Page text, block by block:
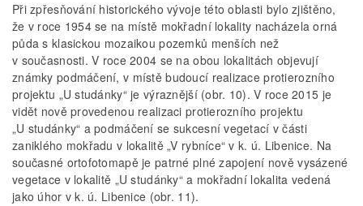
Při zpřesňování historického vývoje této oblasti bylo zjištěno,
že v roce 1954 se na místě mokřadní lokality nacházela orná
půda s klasickou mozaikou pozemků menších než
v současnosti. V roce 2004 se na obou lokalitách objevují
známky podmáčení, v místě budoucí realizace protierozního
projektu „U studánky“ je výraznější (obr. 10). V roce 2015 je
vidět nově provedenou realizaci protierozního projektu
„U studánky“ a podmáčení se sukcesní vegetací v části
zaniklého mokřadu v lokalitě „V rybníce“ v k. ú. Libenice. Na
současné ortofotomapě je patrné plné zapojení nově vysázené
vegetace v lokalitě „U studánky“ a mokřadní lokalita vedená
jako úhor v k. ú. Libenice (obr. 11).